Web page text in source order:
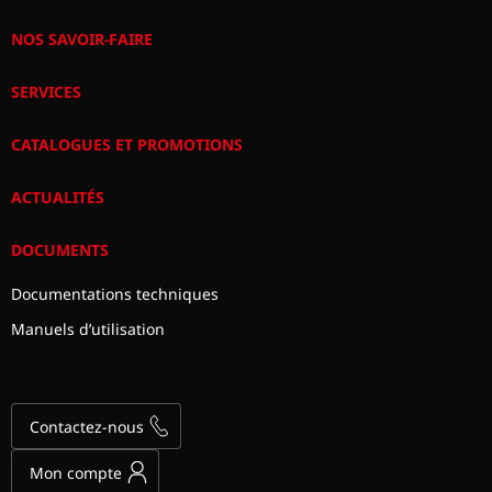
NOS SAVOIR-FAIRE
SERVICES
CATALOGUES ET PROMOTIONS
ACTUALITÉS
DOCUMENTS
Documentations techniques
Manuels d’utilisation
Contactez-nous
Mon compte